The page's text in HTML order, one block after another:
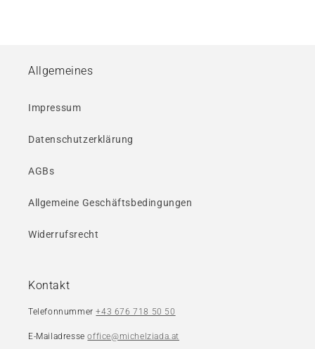
Allgemeines
Impressum
Datenschutzerklärung
AGBs
Allgemeine Geschäftsbedingungen
Widerrufsrecht
Kontakt
Telefonnummer+43 676 718 50 50
E-Mailadresseoffice@michelziada.at